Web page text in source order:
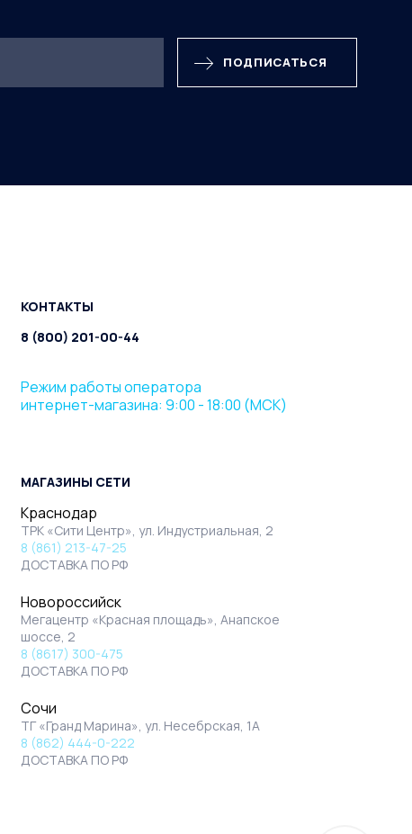
ПОДПИСАТЬСЯ
КОНТАКТЫ
8 (800) 201-00-44
Режим работы оператора
интернет-магазина: 9:00 - 18:00 (МСК)
МАГАЗИНЫ СЕТИ
Краснодар
ТРК «Сити Центр», ул. Индустриальная, 2
8 (861) 213-47-25
ДОСТАВКА ПО РФ
Новороссийск
Мегацентр «Красная площадь», Анапское
шоссе, 2
8 (8617) 300-475
ДОСТАВКА ПО РФ
Сочи
ТГ «Гранд Марина», ул. Несебрская, 1А
8 (862) 444-0-222
ДОСТАВКА ПО РФ